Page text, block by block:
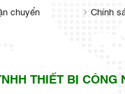
chuyển
Chính
THIẾT BỊ CÔNG